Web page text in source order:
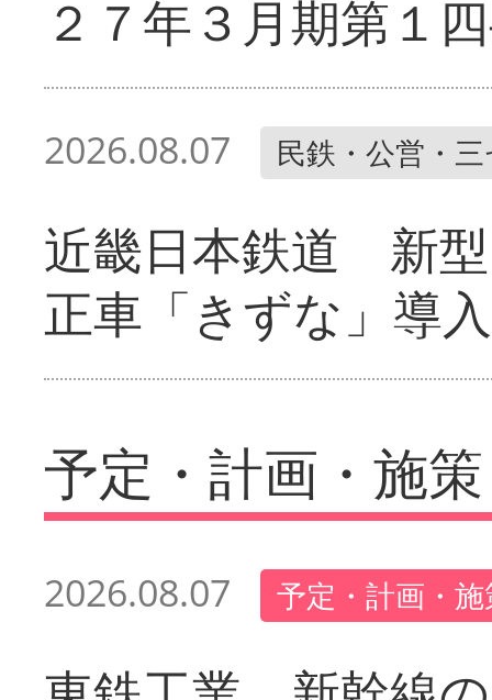
２７年３月期第１
2026.08.07 民鉄・公営・
近畿日本鉄道 新
正車「きずな」導入
予定・計画・施策
2026.08.07 予定・計画・